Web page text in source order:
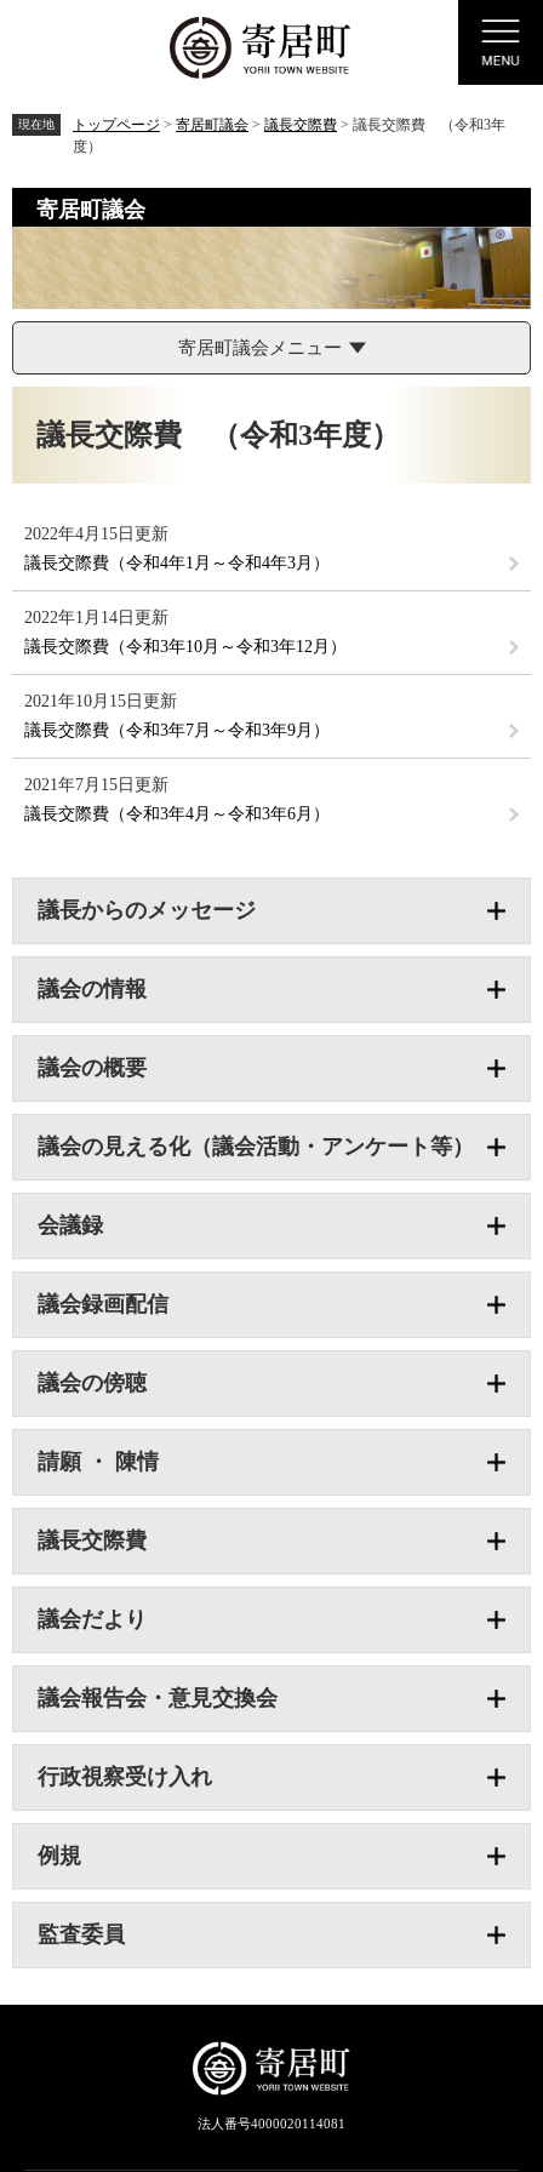
先
頭
す。
を
飛
し
へ
現在地 トップページ > 寄居町議会 > 議長交際費 > 議長交際費 （令和3年
度）
寄居町議会
寄居町議会メニュー
議長交際費 （令和3年度）
2022年4月15日更新
議長交際費（令和4年1月～令和4年3月）
2022年1月14日更新
議長交際費（令和3年10月～令和3年12月）
2021年10月15日更新
議長交際費（令和3年7月～令和3年9月）
2021年7月15日更新
議長交際費（令和3年4月～令和3年6月）
議長からのメッセージ
議会の情報
議会の概要
議会の見える化（議会活動・アンケート等）
会議録
議会録画配信
議会の傍聴
請願 ・ 陳情
議長交際費
議会だより
議会報告会・意見交換会
行政視察受け入れ
例規
監査委員
法人番号4000020114081